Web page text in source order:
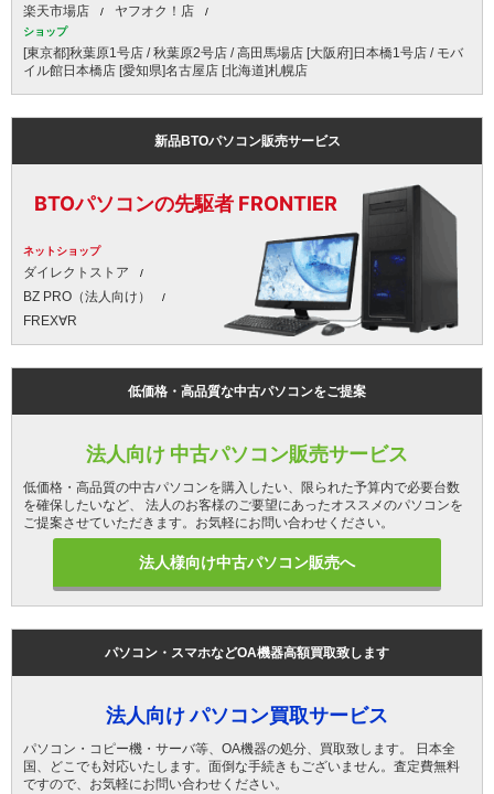
楽天市場店 ヤフオク！店
ショップ
[東京都]秋葉原1号店 / 秋葉原2号店 / 高田馬場店 [大阪府]日本橋1号店 / モバ
イル館日本橋店 [愛知県]名古屋店 [北海道]札幌店
新品BTOパソコン販売サービス
BTOパソコンの先駆者 FRONTIER
ネットショップ
ダイレクトストア
BZ PRO（法人向け）
FREX∀R
低価格・高品質な中古パソコンをご提案
法人向け 中古パソコン販売サービス
低価格・高品質の中古パソコンを購入したい、限られた予算内で必要台数
を確保したいなど、 法人のお客様のご要望にあったオススメのパソコンを
ご提案させていただきます。お気軽にお問い合わせください。
法人様向け中古パソコン販売へ
パソコン・スマホなどOA機器高額買取致します
法人向け パソコン買取サービス
パソコン・コピー機・サーバ等、OA機器の処分、買取致します。 日本全
国、どこでも対応いたします。面倒な手続きもございません。査定費無料
ですので、お気軽にお問い合わせください。